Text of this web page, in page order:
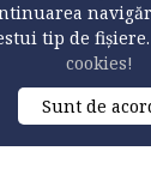
tip de fișiere.
cookies!
Sunt de